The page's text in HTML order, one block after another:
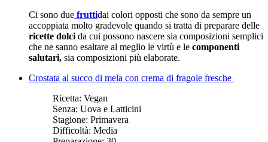
Ci sono due fruttidai colori opposti che sono da sempre un
accoppiata molto gradevole quando si tratta di preparare delle
ricette dolci da cui possono nascere sia composizioni semplici
che ne sanno esaltare al meglio le virtù e le componenti
salutari, sia composizioni più elaborate.
Crostata al succo di mela con crema di fragole fresche
Ricetta: Vegan
Senza: Uova e Latticini
Stagione: Primavera
Difficoltà: Media